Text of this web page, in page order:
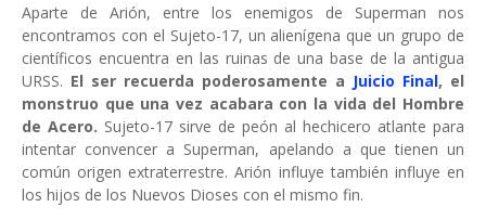
Aparte de Arión, entre los enemigos de Superman nos
encontramos con el Sujeto-17, un alienígena que un grupo de
científicos encuentra en las ruinas de una base de la antigua
URSS. El ser recuerda poderosamente a Juicio Final, el
monstruo que una vez acabara con la vida del Hombre
de Acero. Sujeto-17 sirve de peón al hechicero atlante para
intentar convencer a Superman, apelando a que tienen un
común origen extraterrestre. Arión influye también influye en
los hijos de los Nuevos Dioses con el mismo fin.